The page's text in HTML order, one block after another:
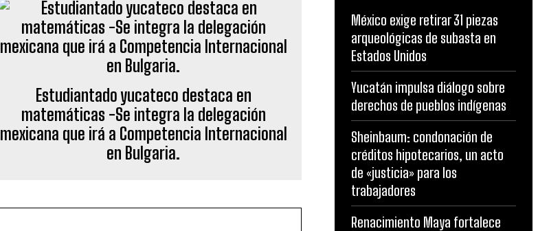
Estudiantado yucateco destaca en
matemáticas -Se integra la delegación
mexicana que irá a Competencia Internacional
en Bulgaria.
México exige retirar 31 piezas
arqueológicas de subasta en
Estados Unidos
Yucatán impulsa diálogo sobre
derechos de pueblos indígenas
Sheinbaum: condonación de
créditos hipotecarios, un acto
de «justicia» para los
trabajadores
Renacimiento Maya fortalece